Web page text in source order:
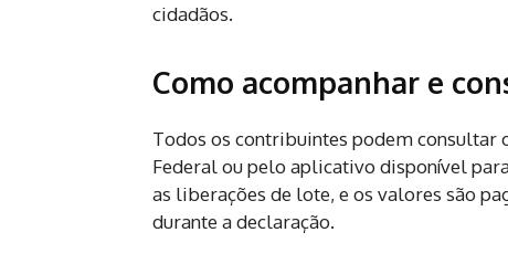
cidadãos.
Como acompanhar e
Todos os contribuintes podem consultar
Federal ou pelo aplicativo disponível
as liberações de lote, e os valores são
durante a declaração.